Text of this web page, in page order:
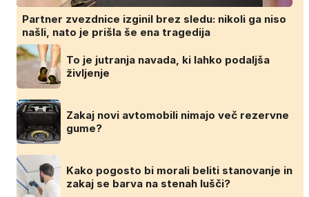
Partner zvezdnice izginil brez sledu: nikoli ga niso
našli, nato je prišla še ena tragedija
To je jutranja navada, ki lahko podaljša
življenje
Zakaj novi avtomobili nimajo več rezervne
gume?
Kako pogosto bi morali beliti stanovanje in
zakaj se barva na stenah lušči?